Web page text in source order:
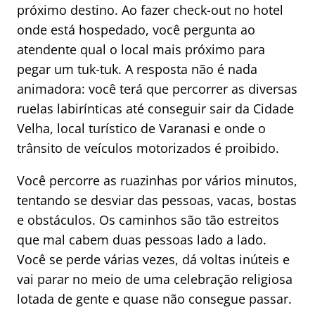
próximo destino. Ao fazer check-out no hotel
onde está hospedado, você pergunta ao
atendente qual o local mais próximo para
pegar um tuk-tuk. A resposta não é nada
animadora: você terá que percorrer as diversas
ruelas labirínticas até conseguir sair da Cidade
Velha, local turístico de Varanasi e onde o
trânsito de veículos motorizados é proibido.
Você percorre as ruazinhas por vários minutos,
tentando se desviar das pessoas, vacas, bostas
e obstáculos. Os caminhos são tão estreitos
que mal cabem duas pessoas lado a lado.
Você se perde várias vezes, dá voltas inúteis e
vai parar no meio de uma celebração religiosa
lotada de gente e quase não consegue passar.